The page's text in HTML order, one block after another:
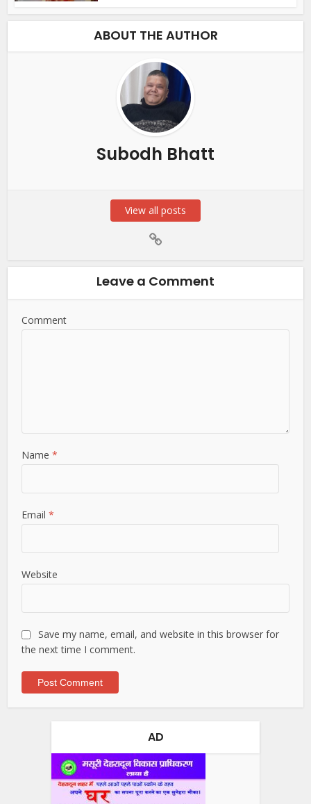
ABOUT THE AUTHOR
Subodh Bhatt
View all posts
Leave a Comment
Comment
Name*
Email*
Website
Save my name, email, and website in this browser for
the next time I comment.
AD